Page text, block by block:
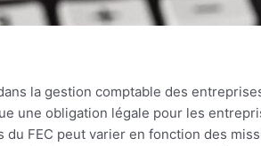
la gestion comptable des
une obligation légale pour les
FEC peut varier en fonction des